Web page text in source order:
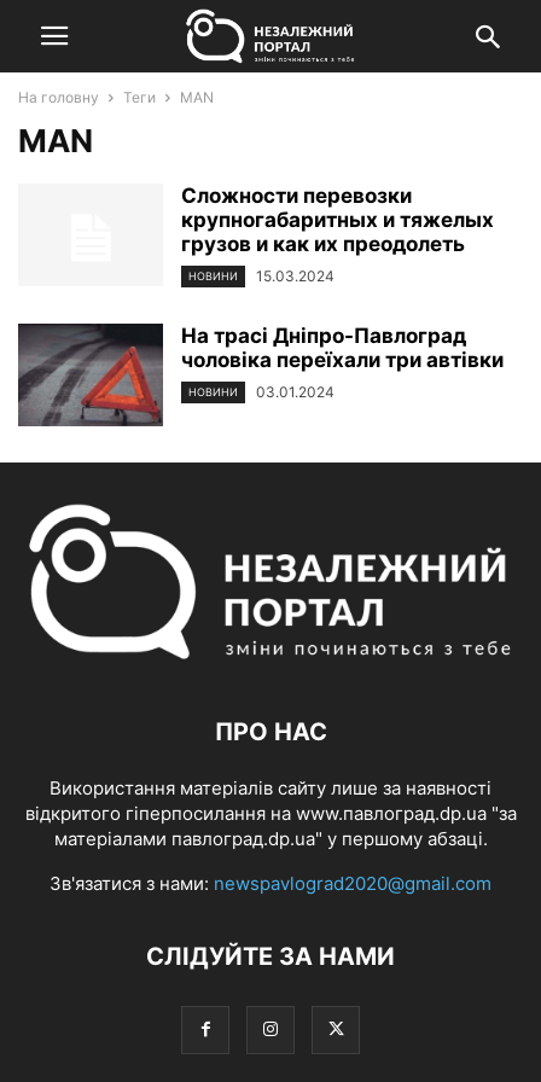
На головну Теги MAN
MAN
Сложности перевозки
крупногабаритных и тяжелых
грузов и как их преодолеть
НОВИНИ 15.03.2024
На трасі Дніпро-Павлоград
чоловіка переїхали три автівки
НОВИНИ 03.01.2024
ПРО НАС
Використання матеріалів сайту лише за наявності
відкритого гіперпосилання на www.павлоград.dp.ua "за
матеріалами павлоград.dp.ua" у першому абзаці.
Зв'язатися з нами: newspavlograd2020@gmail.com
СЛІДУЙТЕ ЗА НАМИ